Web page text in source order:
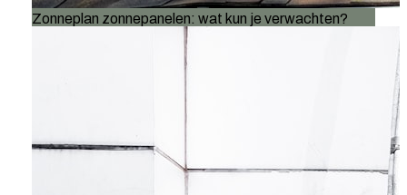
Zonneplan zonnepanelen: wat kun je verwachten?